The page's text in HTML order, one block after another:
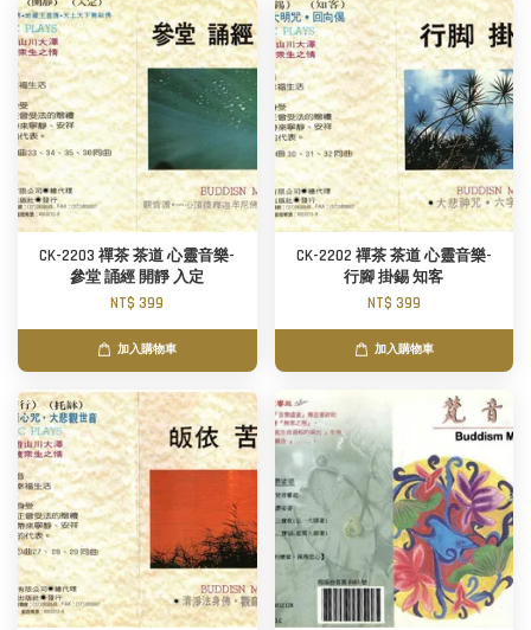
CK-2203 禪茶 茶道 心靈音樂-
參堂 誦經 開靜 入定
NT$ 399
加入購物車
CK-2202 禪茶 茶道 心靈音樂-
行腳 掛錫 知客
NT$ 399
加入購物車